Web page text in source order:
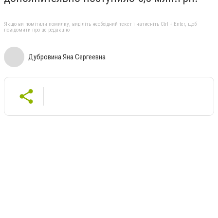
Якщо ви помітили помилку, виділіть необхідний текст і натисніть Ctrl + Enter, щоб
повідомити про це редакцію
Дубровина Яна Сергеевна